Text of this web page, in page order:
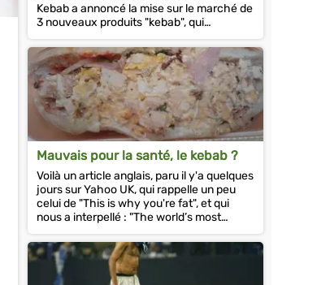
Kebab a annoncé la mise sur le marché de
3 nouveaux produits "kebab", qui
rejoindront les rayons réfrigérés des
grandes...
Mauvais pour la santé, le kebab ?
Voilà un article anglais, paru il y'a quelques
jours sur Yahoo UK, qui rappelle un peu
celui de "This is why you're fat", et qui
nous a interpellé : "The world’s most
unhealthy sandwiches", par...